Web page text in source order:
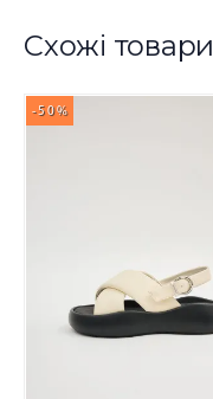
Схожі товари
-50%